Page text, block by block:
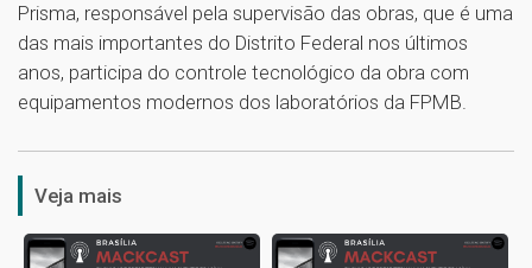
Prisma, responsável pela supervisão das obras, que é uma
das mais importantes do Distrito Federal nos últimos
anos, participa do controle tecnológico da obra com
equipamentos modernos dos laboratórios da FPMB.
1
Veja mais